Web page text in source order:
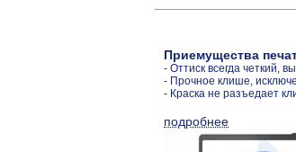
Приемущества
- Оттиск всегда четкий,
- Прочное клише,
- Краска не разъедает
подробнее